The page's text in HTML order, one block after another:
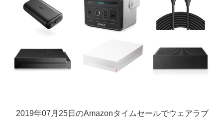
2019年07月25日のAmazonタイムセールでウェアラブ